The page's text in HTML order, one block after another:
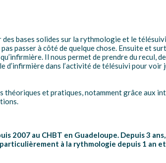
des bases solides sur la rythmologie et le
passer à côté de quelque chose. Ensuite et
Il nous permet de prendre du recul,
d’infirmière dans l’activité de télésuivi pour voir
théoriques et pratiques, notamment grâce aux
2007 au CHBT en Guadeloupe. Depuis 3
à la rythmologie depuis 1 an